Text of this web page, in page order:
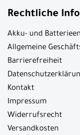
Rechtliche
Akku- und
Allgemeine
Barrierefreiheit
Kontakt
Impressum
Widerrufsrecht
Versandkosten